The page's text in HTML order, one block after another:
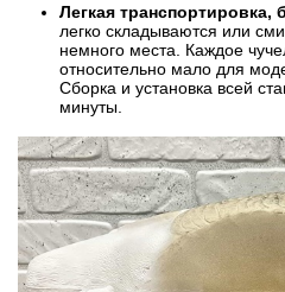
Легкая транспортировка,
легко складываются или
немного места. Каждое
относительно мало для
Сборка и установка всей
минуты.